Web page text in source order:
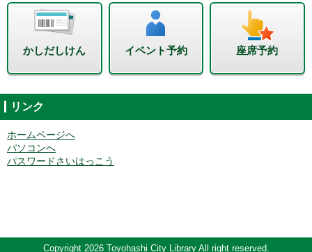
かしだしけん イベント予約 座席予約
リンク
ホームページへ
パソコンへ
パスワードさいはっこう
Copyright 2026 Toyohashi City Library All right reserved.